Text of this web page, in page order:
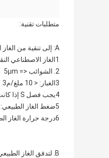
متطلبات تقنية:
A: إلى تنقية من الغاز الطبيعي
1الغاز الاصطناعي النقي: ضغط ثابت، مرشح، لا يوجد سائل من الماء، زيت
2. الشوائب <= 5μm
3الغبار: < 10 ملغ/م3
4يجب فصل S إذا كانت نسبة S% أعلى في NG ، H2S < 20mg / M3
5ضغط الغاز الطبيعي: 78-150 كيبا
6درجة حرارة الغاز الطبيعي: 5-60 درجة مئوية
B. لتدفق الغاز الطبيعي